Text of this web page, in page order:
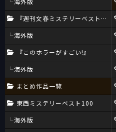
『週刊文春ミステリーベスト10』
海外版
『このホラーがすごい!』
海外版
まとめ作品一覧
東西ミステリーベスト100
海外版